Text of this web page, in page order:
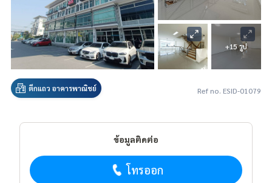
+15 รูป
ตึกแถว อาคารพาณิชย์ Ref no. ESID-01079
ข้อมูลติดต่อ
โทรออก